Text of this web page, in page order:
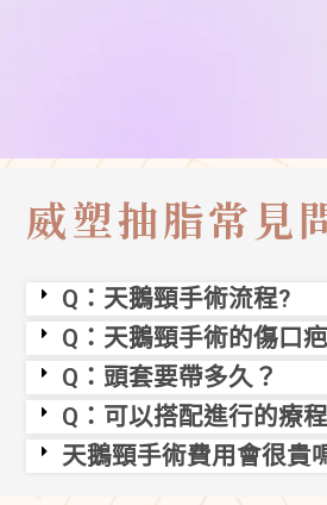
威塑抽脂常見
Q：天鵝頸手術流程?
Q：天鵝頸手術的傷口
Q：頭套要帶多久？
Q：可以搭配進行的療
天鵝頸手術費用會很貴